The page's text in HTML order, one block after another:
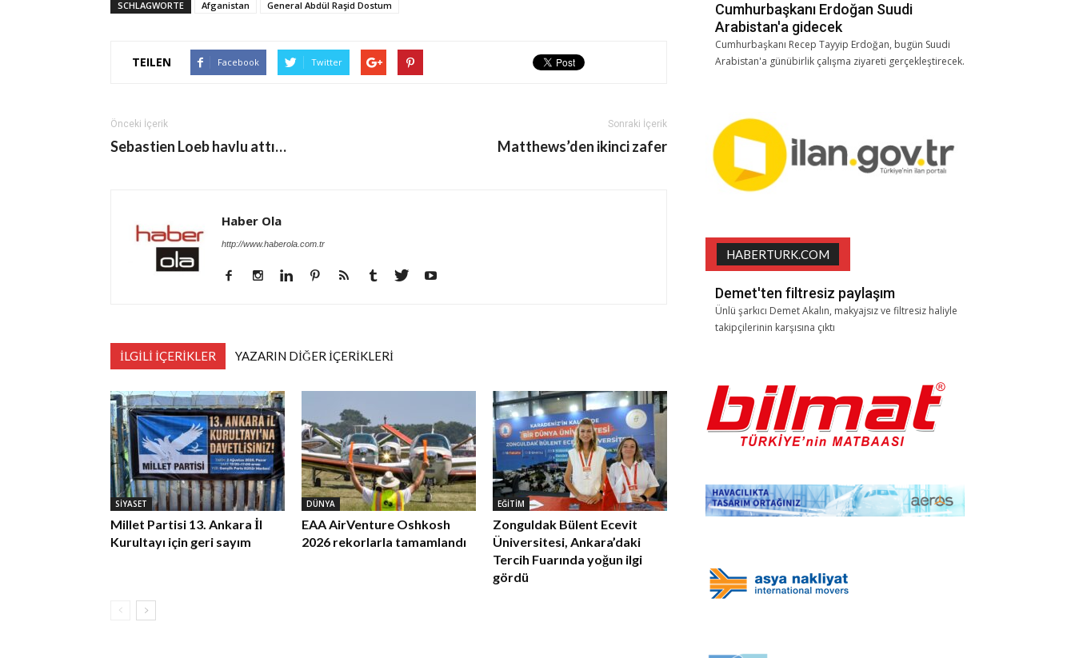
SCHLAGWORTE Afganistan General Abdül Raşid Dostum
TEILEN Facebook Twitter
Önceki İçerik
Sebastien Loeb havlu attı…
Sonraki İçerik
Matthews’den ikinci zafer
Haber Ola
http://www.haberola.com.tr
İLGİLİ İÇERİKLER YAZARIN DİĞER İÇERİKLERİ
SİYASET
Millet Partisi 13. Ankara İl
Kurultayı için geri sayım
DÜNYA
EAA AirVenture Oshkosh
2026 rekorlarla tamamlandı
EĞİTİM
Zonguldak Bülent Ecevit
Üniversitesi, Ankara’daki
Tercih Fuarında yoğun ilgi
gördü
Cumhurbaşkanı Erdoğan Suudi
Arabistan'a gidecek
Cumhurbaşkanı Recep Tayyip Erdoğan, bugün Suudi
Arabistan'a günübirlik çalışma ziyareti gerçekleştirecek.
HABERTURK.COM
Demet'ten filtresiz paylaşım
Ünlü şarkıcı Demet Akalın, makyajsız ve filtresiz haliyle
takipçilerinin karşısına çıktı